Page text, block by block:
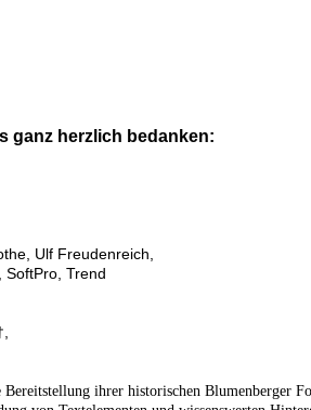
ganz herzlich bedanken:
Ulf Freudenreich,
SoftPro, Trend
ihrer historischen Blumenberger